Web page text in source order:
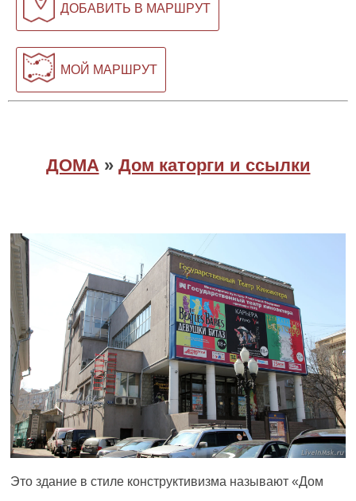
ДОБАВИТЬ В МАРШРУТ
МОЙ МАРШРУТ
ДОМА » Дом каторги и ссылки
Это здание в стиле конструктивизма называют «Дом